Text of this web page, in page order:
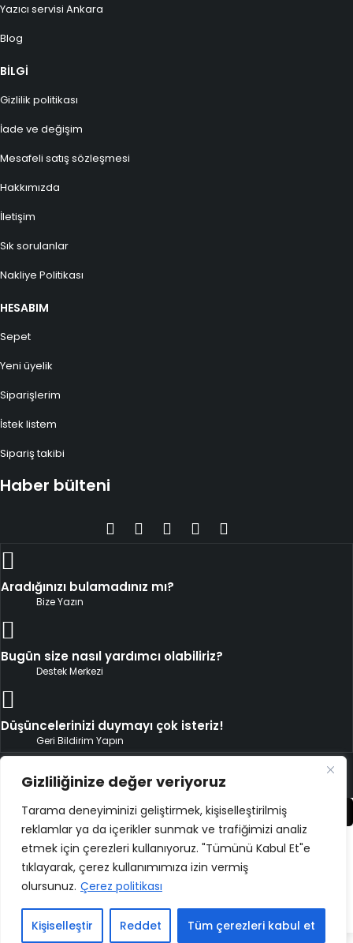
Gizliliğinize değer veriyoruz
Tarama deneyiminizi geliştirmek, kişiselleştirilmiş
reklamlar ya da içerikler sunmak ve trafiğimizi analiz
etmek için çerezleri kullanıyoruz. "Tümünü Kabul Et"e
tıklayarak, çerez kullanımımıza izin vermiş
olursunuz. Çerez politikası
Kişiselleştir Reddet Tüm çerezleri kabul et
Yazıcı servisi Ankara
Blog
BİLGİ
Gizlilik politikası
İade ve değişim
Mesafeli satış sözleşmesi
Hakkımızda
İletişim
Sık sorulanlar
Nakliye Politikası
HESABIM
Sepet
Yeni üyelik
Siparişlerim
İstek listem
Sipariş takibi
Haber bülteni
Aradığınızı bulamadınız mı?
Bize Yazın
Bugün size nasıl yardımcı olabiliriz?
Destek Merkezi
Düşüncelerinizi duymayı çok isteriz!
Geri Bildirim Yapın
Copyright ©ELMAKSER– 2026 – All Rights Reserved
Karşılaştır(0)
Karşılaştır
Remove all products